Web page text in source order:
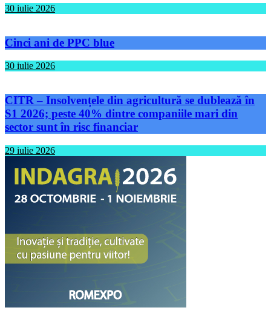
30 iulie 2026
Cinci ani de PPC blue
30 iulie 2026
CITR – Insolvențele din agricultură se dublează în
S1 2026; peste 40% dintre companiile mari din
sector sunt în risc financiar
29 iulie 2026